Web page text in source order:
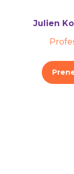
Julien